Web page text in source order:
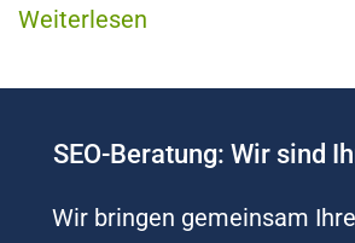
Weiterlesen
SEO-Beratung: Wir sind
Wir bringen gemeinsam